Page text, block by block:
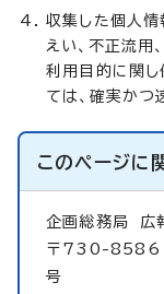
収集した個人情
えい、不正流用
利用目的に関
ては、確実かつ
このページに
企画総務局 広
〒730-8586
号